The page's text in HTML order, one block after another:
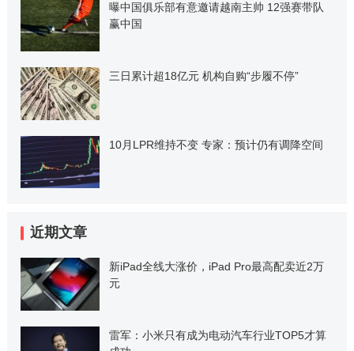
曝中国俱乐部有意邀请越南主帅 12强赛带队
赢中国
三日累计超18亿元 机构自购“步履不停”
10月LPR维持不变 专家：预计仍有调降空间
近期文章
新iPad全线大涨价，iPad Pro最高配卖近2万
元
雷军：小米只有成为电动汽车行业TOP5才算